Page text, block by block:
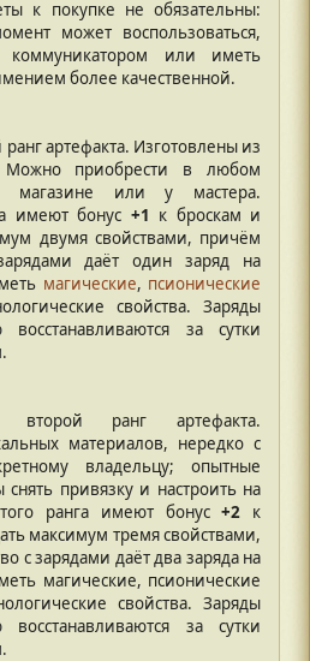
к покупке не обязательны:
может воспользоваться,
или иметь
более качественной.
артефакта. Изготовлены из
Можно приобрести в любом
магазине или у мастера.
имеют бонус +1 к броскам и
двумя свойствами, причём
даёт один заряд на
магические, псионические
свойства. Заряды
восстанавливаются за сутки
ранг артефакта.
материалов, нередко с
владельцу; опытные
снять привязку и настроить на
ранга имеют бонус+2 к
максимум тремя свойствами,
с зарядами даёт два заряда на
магические, псионические
свойства. Заряды
восстанавливаются за сутки